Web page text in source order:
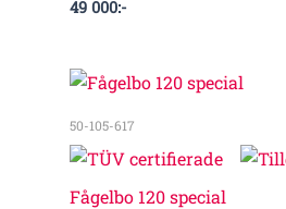
49 000:-
50-105-617
Fågelbo 120 special